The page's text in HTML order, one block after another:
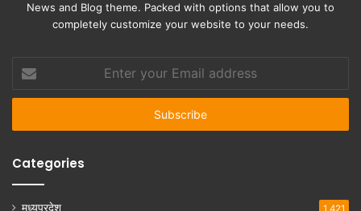
News and Blog theme. Packed with options that allow you to
completely customize your website to your needs.
your
Email
Categories
मध्यप्रदेश